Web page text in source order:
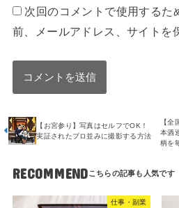
次回のコメントで使用するた
前、メールアドレス、サイトを
【お宮参り】写真はセルフでOK！
実証されたプロ並みに撮影する方法
【全
本酒
柄を
RECOMMEND
仕事・副業